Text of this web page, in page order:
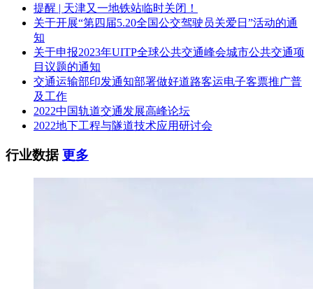
提醒 | 天津又一地铁站临时关闭！
关于开展“第四届5.20全国公交驾驶员关爱日”活动的通
知
关于申报2023年UITP全球公共交通峰会城市公共交通项
目议题的通知
交通运输部印发通知部署做好道路客运电子客票推广普
及工作
2022中国轨道交通发展高峰论坛
2022地下工程与隧道技术应用研讨会
行业数据更多